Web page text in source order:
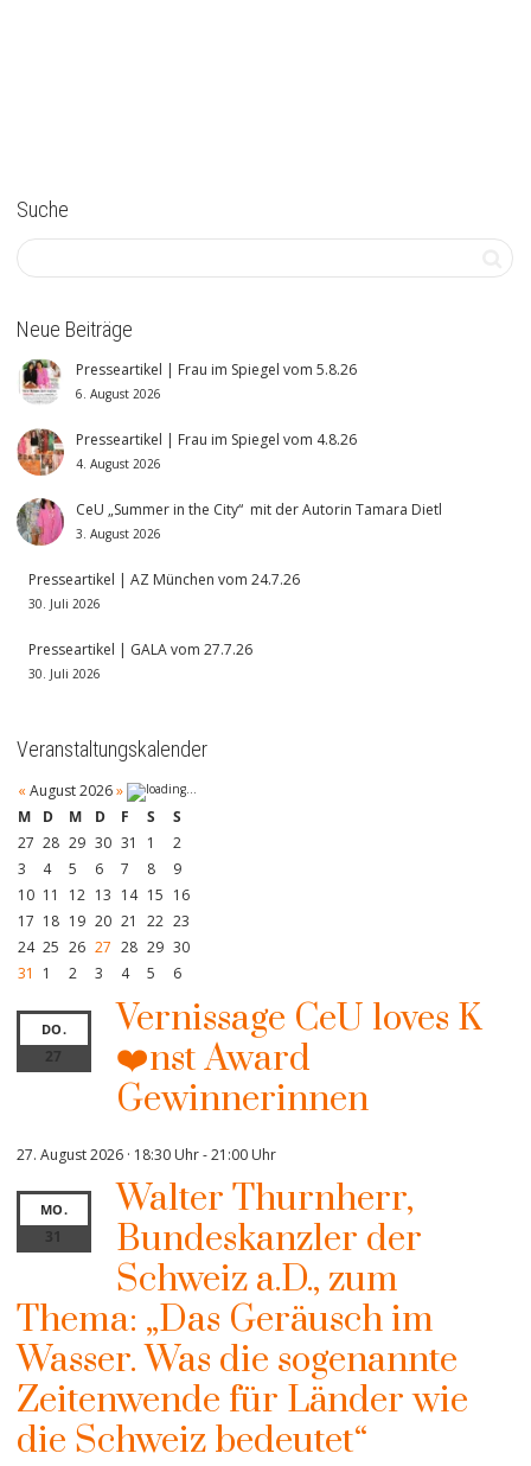
Suche
Neue Beiträge
Presseartikel | Frau im Spiegel vom 5.8.26
6. August 2026
Presseartikel | Frau im Spiegel vom 4.8.26
4. August 2026
CeU „Summer in the City“ mit der Autorin Tamara Dietl
3. August 2026
Presseartikel | AZ München vom 24.7.26
30. Juli 2026
Presseartikel | GALA vom 27.7.26
30. Juli 2026
Veranstaltungskalender
« August 2026»
M
D M D F S
S
27 28 29 30 31 1
2
3
4 5 6 7 8
9
10 11 12 13 14 15 16
17 18 19 20 21 22 23
24 25 26 27 28 29 30
31
1 2 3 4 5 6
DO.
27
Vernissage CeU loves K
❤️nst Award
Gewinnerinnen
27. August 2026 · 18:30 Uhr-21:00 Uhr
MO.
31
Walter Thurnherr,
Bundeskanzler der
Schweiz a.D., zum
Thema: „Das Geräusch im
Wasser. Was die sogenannte
Zeitenwende für Länder wie
die Schweiz bedeutet“